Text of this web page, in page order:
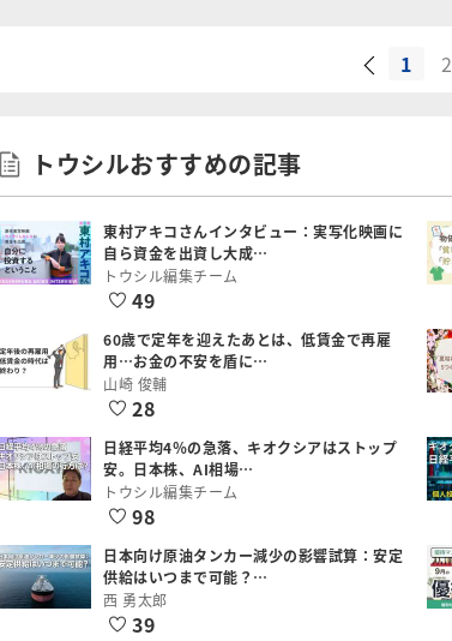
三井住友DSア
セットマネジ
#米国
1 2
トウシルおすすめの記事
東村アキコさんインタビュー：実写化映画に
自ら資金を出資し大成…
トウシル編集チーム
49
60歳で定年を迎えたあとは、低賃金で再雇
用…お金の不安を盾に…
山崎 俊輔
28
日経平均4％の急落、キオクシアはストップ
安。日本株、AI相場…
トウシル編集チーム
98
日本向け原油タンカー減少の影響試算：安定
供給はいつまで可能？…
西 勇太郎
39